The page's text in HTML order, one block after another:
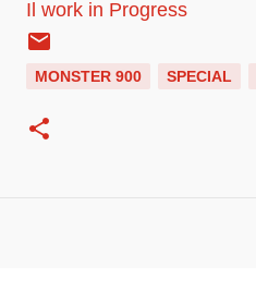
Il work in Progress
MONSTER 900 SPECIAL